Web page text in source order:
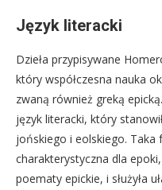
Język literacki
Dzieła przypisywane
który współczesna nauka
zwaną również greką
język literacki, który
jońskiego i eolskiego. Taka
charakterystyczna dla
poematy epickie, i służyła